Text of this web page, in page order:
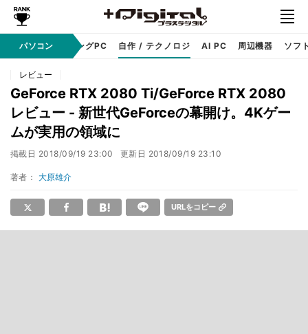
パソコン
PC本体 ゲーミングPC 自作 / テクノロジ AI PC 周辺機器 ソフ
レビュー
GeForce RTX 2080 Ti/GeForce RTX 2080
レビュー - 新世代GeForceの幕開け。4Kゲー
ムが実用の領域に
掲載日 2018/09/19 23:00 更新日 2018/09/19 23:10
著者： 大原雄介
URLをコピー